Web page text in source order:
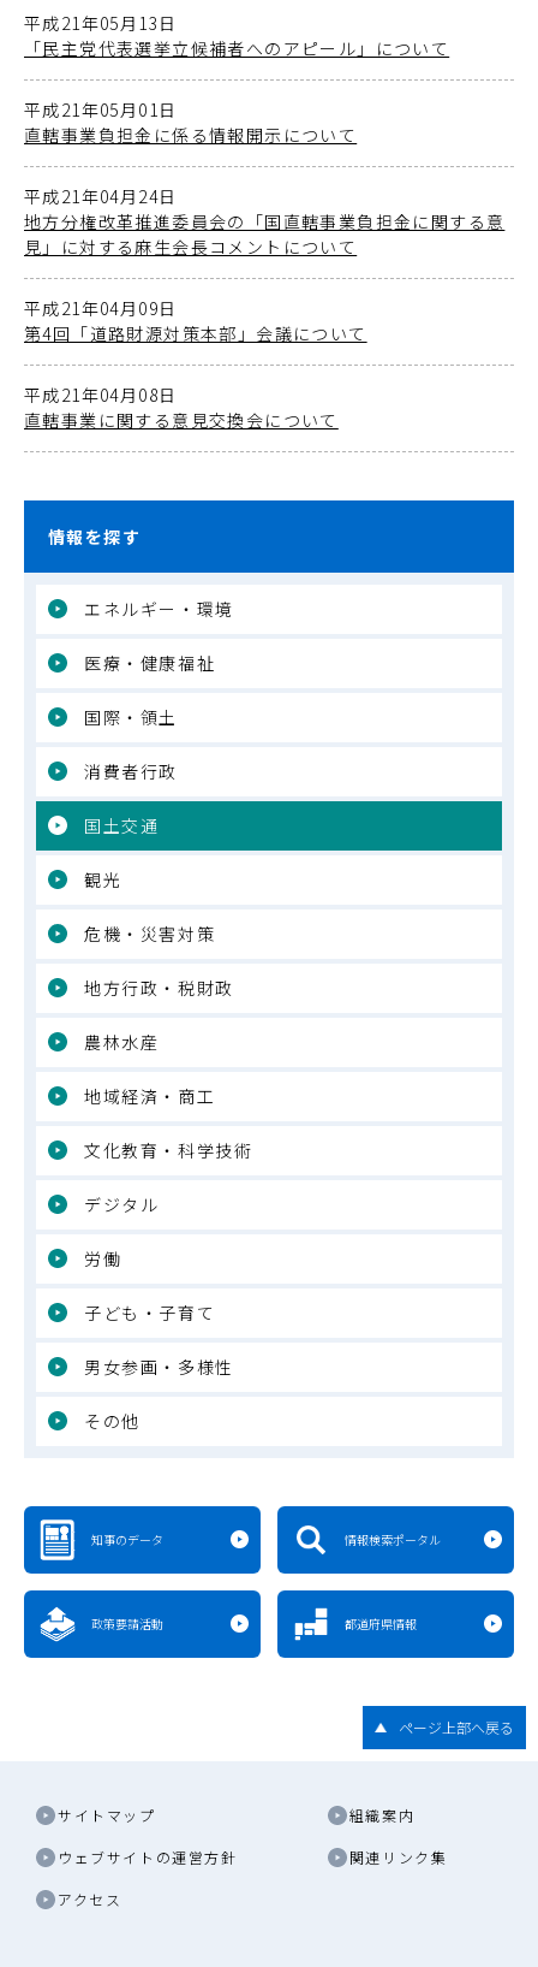
平成21年05月13日
「民主党代表選挙立候補者へのアピール」について
平成21年05月01日
直轄事業負担金に係る情報開示について
平成21年04月24日
地方分権改革推進委員会の「国直轄事業負担金に関する意
見」に対する麻生会長コメントについて
平成21年04月09日
第4回「道路財源対策本部」会議について
平成21年04月08日
直轄事業に関する意見交換会について
情報を探す
エネルギー・環境
医療・健康福祉
国際・領土
消費者行政
国土交通
観光
危機・災害対策
地方行政・税財政
農林水産
地域経済・商工
文化教育・科学技術
デジタル
労働
子ども・子育て
男女参画・多様性
その他
知事のデータ 情報検索ポータル
政策要請活動 都道府県情報
ページ上部へ戻る
サイトマップ 組織案内
ウェブサイトの運営方針 関連リンク集
アクセス